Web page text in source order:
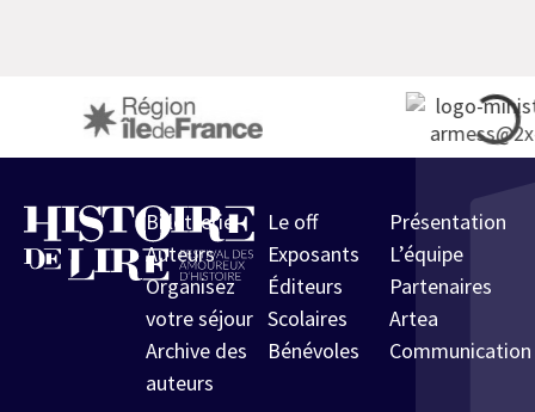
Billetterie
Auteurs
Organisez
votre séjour
Archive des
auteurs
Le off
Exposants
Éditeurs
Scolaires
Bénévoles
Présentation
L’équipe
Partenaires
Artea
Communication